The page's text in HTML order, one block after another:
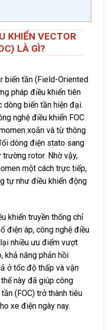
KHIỂN VECTOR
LÀ GÌ?
biến tần (Field-Oriented
pháp điều khiển tiên
biến tần hiện đại.
nghệ điều khiển FOC
xoắn và từ thông
dòng điện stato sang
rotor. Nhờ vậy,
một cách trực tiếp,
tự như điều khiển động
khiển truyền thống chỉ
điện áp, công nghệ điều
nhiều ưu điểm vượt
khả năng phản hồi
ở tốc độ thấp và vận
này đã giúp công
(FOC) trở thành tiêu
xe điện ngày nay.